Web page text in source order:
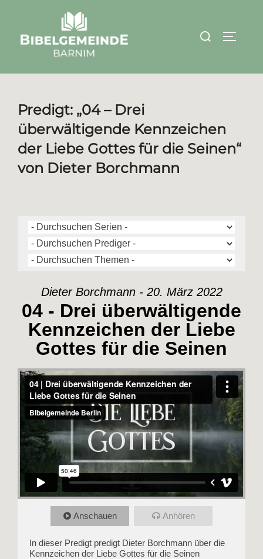
springen
Suchen
Predigt: „04 – Drei
überwältigende Kennzeichen
der Liebe Gottes für die Seinen“
von Dieter Borchmann
Dieter Borchmann - 20. März 2022
04 - Drei überwältigende
Kennzeichen der Liebe
Gottes für die Seinen
Anschauen Anhören
In dieser Predigt predigt Dieter Borchmann über die
Kennzeichen der Liebe Gottes für die Seinen